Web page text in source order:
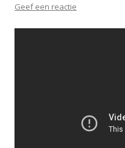
Geef een reactie